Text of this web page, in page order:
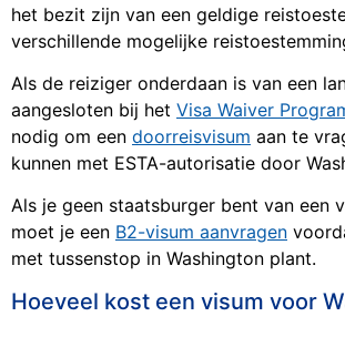
het bezit zijn van een geldige
verschillende mogelijke
Als de reiziger onderdaan is van een
aangesloten bij het Visa Waiver
nodig om een doorreisvisum aan te
kunnen met ESTA-autorisatie door
Als je geen staatsburger bent van een
moet je een B2-visum aanvragen
met tussenstop in Washington plant.
Hoeveel kost een visum voor